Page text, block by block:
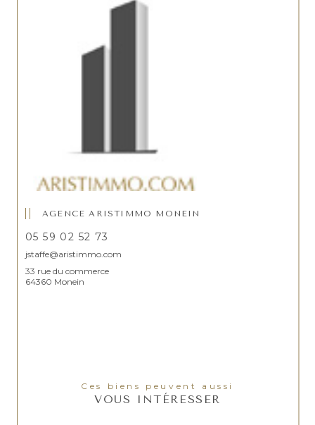
AGENCE ARISTIMMO MONEIN
05 59 02 52 73
jstaffe@aristimmo.com
33 rue du commerce
64360 Monein
Ces biens peuvent aussi
VOUS INTÉRESSER